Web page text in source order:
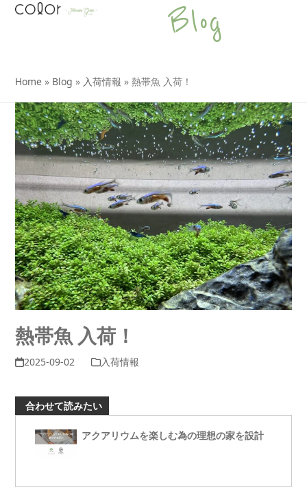
SkipOpen
Close
Blog
Home » Blog » 入荷情報 »熱帯魚 入荷！
熱帯魚 入荷！
2025-09-02 入荷情報
合わせて読みたい
アクアリウムを楽しむ為の理想の家を設計